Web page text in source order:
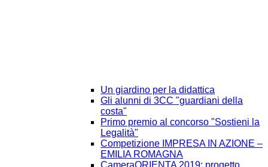
Un giardino per la didattica
Gli alunni di 3CC "guardiani della
costa"
Primo premio al concorso "Sostieni la
Legalità"
Competizione IMPRESA IN AZIONE –
EMILIA ROMAGNA